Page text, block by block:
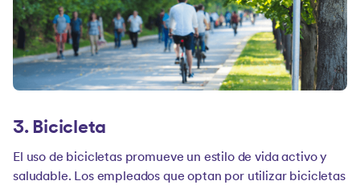
3. Bicicleta
El uso de bicicletas promueve un estilo de vida activo y
saludable. Los empleados que optan por utilizar bicicletas